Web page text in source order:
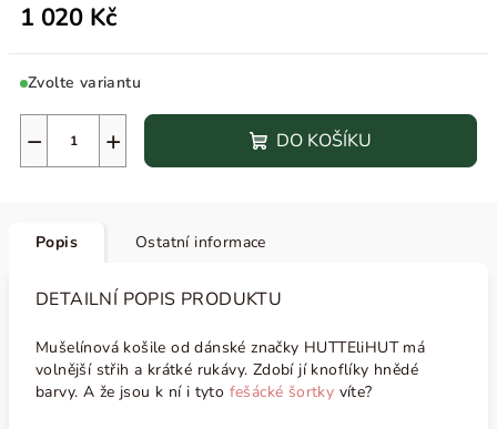
1 020 Kč
Zvolte variantu
+
− DO KOŠÍKU
Popis Ostatní informace
DETAILNÍ POPIS PRODUKTU
Mušelínová košile od dánské značky HUTTEliHUT má
volnější střih a krátké rukávy. Zdobí jí knoflíky hnědé
barvy. A že jsou k ní i tyto fešácké šortky víte?